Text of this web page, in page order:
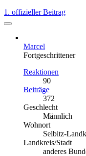
1. offizieller Beitrag
Marcel
Fortgeschrittener
Reaktionen
90
Beiträge
372
Geschlecht
Männlich
Wohnort
Selbitz-
Landkreis/Stadt
anderes